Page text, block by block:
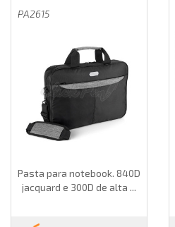
PA2615
Pasta para notebook. 840D
jacquard e 300D de alta ...